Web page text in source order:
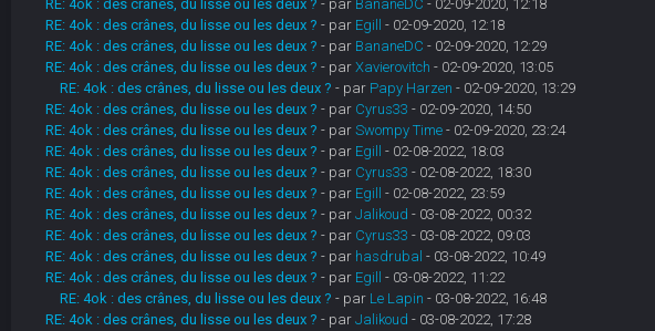
RE: 4ok : des crânes, du lisse ou les deux ? - par BananeDC - 02-09-2020, 12:18
RE: 4ok : des crânes, du lisse ou les deux ? - par Egill
- 02-09-2020, 12:18
RE: 4ok : des crânes, du lisse ou les deux ? - par BananeDC - 02-09-2020, 12:29
RE: 4ok : des crânes, du lisse ou les deux ? - par Xavierovitch - 02-09-2020, 13:05
RE: 4ok : des crânes, du lisse ou les deux ? - par Papy Harzen - 02-09-2020, 13:29
RE: 4ok : des crânes, du lisse ou les deux ? - par Cyrus33 - 02-09-2020, 14:50
RE: 4ok : des crânes, du lisse ou les deux ? - par Swompy Time- 02-09-2020, 23:24
RE: 4ok : des crânes, du lisse ou les deux ? - par Egill
- 02-08-2022, 18:03
RE: 4ok : des crânes, du lisse ou les deux ? - par Cyrus33 - 02-08-2022, 18:30
RE: 4ok : des crânes, du lisse ou les deux ? - par Egill
- 02-08-2022, 23:59
RE: 4ok : des crânes, du lisse ou les deux ? - par Jalikoud - 03-08-2022, 00:32
RE: 4ok : des crânes, du lisse ou les deux ? - par Cyrus33 - 03-08-2022, 09:03
RE: 4ok : des crânes, du lisse ou les deux ? - par hasdrubal - 03-08-2022, 10:49
RE: 4ok : des crânes, du lisse ou les deux ? - par Egill
- 03-08-2022, 11:22
RE: 4ok : des crânes, du lisse ou les deux ? - par Le Lapin - 03-08-2022, 16:48
RE: 4ok : des crânes, du lisse ou les deux ? - par Jalikoud - 03-08-2022, 17:28